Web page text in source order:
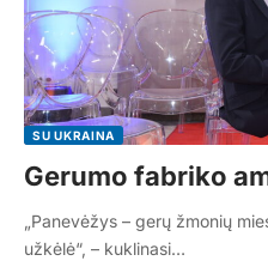
SU UKRAINA
Gerumo fabriko
„Panevėžys – gerų žmonių
užkėlė“, – kuklinasi…